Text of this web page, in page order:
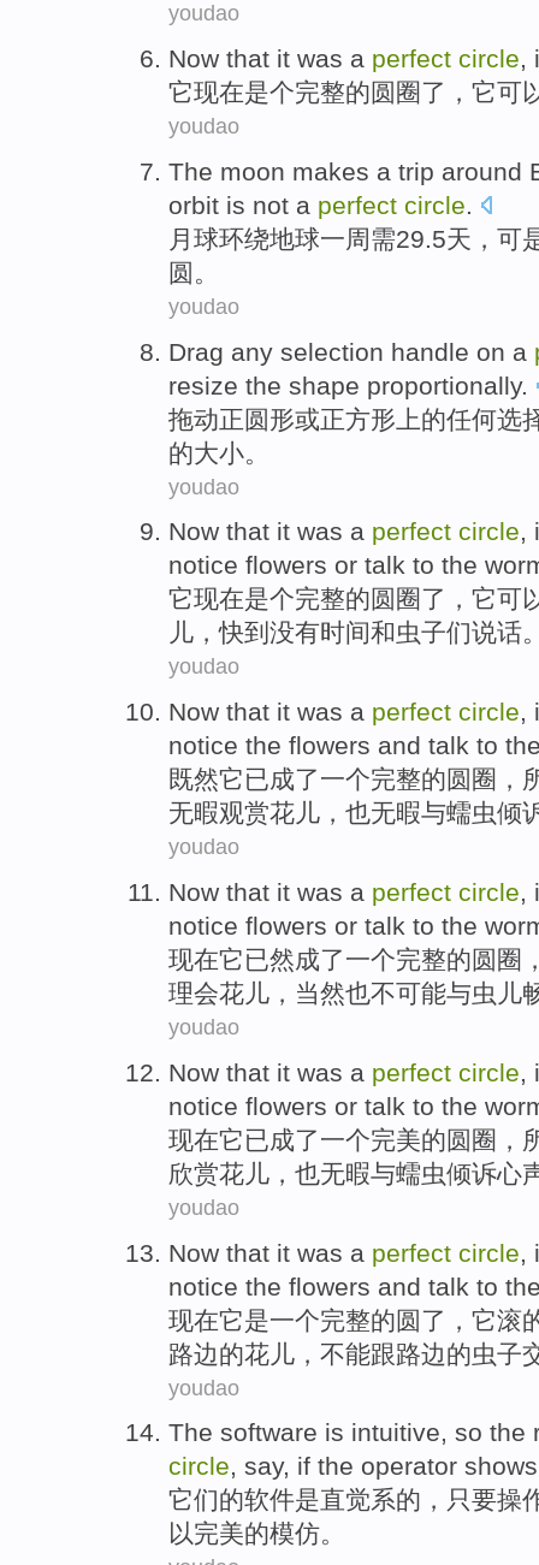
youdao
Now that it was a perfect circle,
它现在是个完整的圆圈了，它可
youdao
The moon makes a trip around
orbit is not a perfect circle.
月球环绕地球一周需29.5天 ， 可
圆。
youdao
Drag any selection handle on a
resize the shape proportionally.
拖动正圆形或正方形 上的任何选
的大小。
youdao
Now that it was a perfect circle,
notice flowers or talk to the
它现在是个完整的圆圈了，它可
儿 ，快到 没有时间和虫子们说话
youdao
Now that it was a perfect circle,
notice the flowers and talk to
既然它已成了一个完整的圆圈 ，
无暇观赏花儿 ， 也无暇与蠕虫倾
youdao
Now that it was a perfect circle,
notice flowers or talk to the
现在它已然成了一个完整的圆圈
理会花儿 ，当然也不可能与虫儿
youdao
Now that it was a perfect circle,
notice flowers or talk to the
现在它已成了一个完美的圆圈 ，
欣赏花儿 ， 也无暇与蠕虫倾诉心
youdao
Now that it was a perfect circle
notice the flowers and talk to
现在它是一个完整的圆了，它滚
路边的花儿 ，不能跟路边的虫子
youdao
The software is intuitive, so the
circle, say, if the operator shows
它们的软件是直觉系的， 只要操
以完美的模仿。